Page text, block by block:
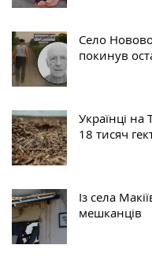
Село
покинув
Українці на
18 тисяч
Із села
мешканців